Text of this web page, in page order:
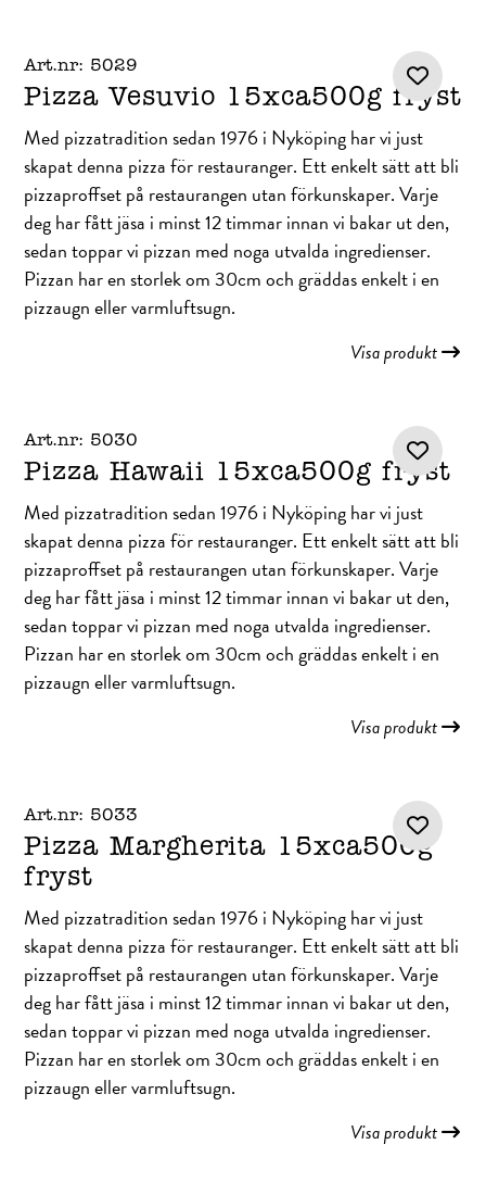
Art.nr: 5029
Pizza Vesuvio 15xca500g fryst
Med pizzatradition sedan 1976 i Nyköping har vi just
skapat denna pizza för restauranger. Ett enkelt sätt att bli
pizzaproffset på restaurangen utan förkunskaper. Varje
deg har fått jäsa i minst 12 timmar innan vi bakar ut den,
sedan toppar vi pizzan med noga utvalda ingredienser.
Pizzan har en storlek om 30cm och gräddas enkelt i en
pizzaugn eller varmluftsugn.
Visa produkt
Art.nr: 5030
Pizza Hawaii 15xca500g fryst
Med pizzatradition sedan 1976 i Nyköping har vi just
skapat denna pizza för restauranger. Ett enkelt sätt att bli
pizzaproffset på restaurangen utan förkunskaper. Varje
deg har fått jäsa i minst 12 timmar innan vi bakar ut den,
sedan toppar vi pizzan med noga utvalda ingredienser.
Pizzan har en storlek om 30cm och gräddas enkelt i en
pizzaugn eller varmluftsugn.
Visa produkt
Art.nr: 5033
Pizza Margherita 15xca500g
fryst
Med pizzatradition sedan 1976 i Nyköping har vi just
skapat denna pizza för restauranger. Ett enkelt sätt att bli
pizzaproffset på restaurangen utan förkunskaper. Varje
deg har fått jäsa i minst 12 timmar innan vi bakar ut den,
sedan toppar vi pizzan med noga utvalda ingredienser.
Pizzan har en storlek om 30cm och gräddas enkelt i en
pizzaugn eller varmluftsugn.
Visa produkt